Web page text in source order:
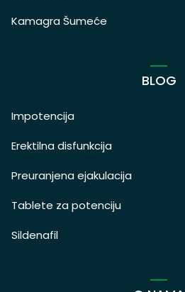
Kamagra Šumeće
BLOG
Impotencija
Erektilna disfunkcija
Preuranjena ejakulacija
Tablete za potenciju
Sildenafil